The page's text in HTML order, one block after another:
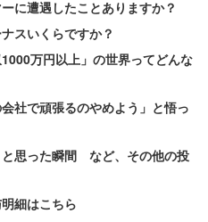
に遭遇したことありますか？
スいくらですか？
万円以上」の世界ってどんな
社で頑張るのやめよう」と悟っ
と思った瞬間 など、その他の投
細はこちら